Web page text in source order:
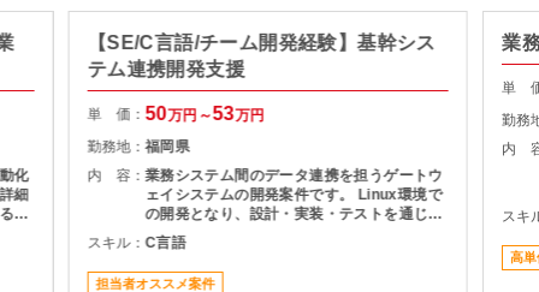
化
細
こ
【SE/C言語/チーム開発経験】基幹シス
テム連携開発支援
単 価：50万円～53万円
勤務地：福岡県
内 容：業務システム間のデータ連携を担うゲートウ
ェイシステムの開発案件です。 Linux環境で
の開発となり、設計・実装・テストを通じて
システムの安定稼働を支える役割を担当いた
だきます。 長期案件のため、腰を据えて開発
に携わりたい方におすすめです。
スキル：C言語
担当者オススメ案件
業
単
勤務
内
スキ
高単